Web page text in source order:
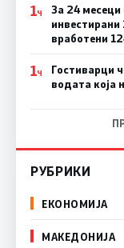
1Ч
За 24
инвестирани
вработени
1Ч
Гостиварци
водата која
РУБРИКИ
ЕКОНОМИЈА
МАКЕДОНИЈА